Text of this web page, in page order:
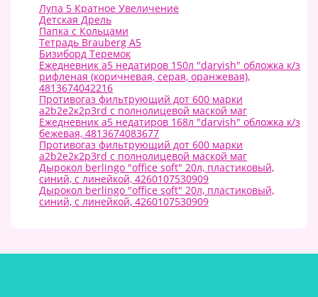
Лупа 5 Кратное Увеличение
Детская Дрель
Папка с Кольцами
Тетрадь Brauberg A5
Бизиборд Теремок
Ежедневник а5 недатиров 150л "darvish" обложка к/з
рифленая (коричневая, серая, оранжевая),
4813674042216
Противогаз фильтрующий дот 600 марки
a2b2e2к2p3rd с полнолицевой маской маг
Ежедневник а5 недатиров 168л "darvish" обложка к/з
бежевая, 4813674083677
Противогаз фильтрующий дот 600 марки
a2b2e2к2p3rd с полнолицевой маской маг
Дырокол berlingo "office soft" 20л, пластиковый,
синий, с линейкой, 4260107530909
Дырокол berlingo "office soft" 20л, пластиковый,
синий, с линейкой, 4260107530909